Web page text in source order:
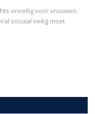
onveilig voor vrouwen.
sociaal veilig moet